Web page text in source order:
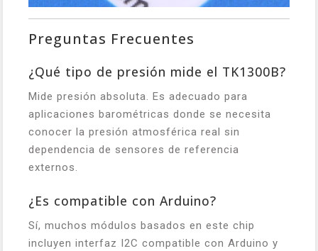
Preguntas Frecuentes
¿Qué tipo de presión mide el TK1300B?
Mide presión absoluta. Es adecuado para
aplicaciones barométricas donde se necesita
conocer la presión atmosférica real sin
dependencia de sensores de referencia
externos.
¿Es compatible con Arduino?
Sí, muchos módulos basados en este chip
incluyen interfaz I2C compatible con Arduino y